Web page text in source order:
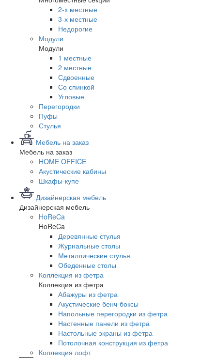
2-х местные
3-х местные
Недорогие
Модули
Модули
1 местные
2 местные
Сдвоенные
Со спинкой
Угловые
Перегородки
Пуфы
Стулья
Мебель на заказ
Мебель на заказ
HOME OFFICE
Акустические кабины
Шкафы-купе
Дизайнерская мебель
Дизайнерская мебель
HoReCa
HoReCa
Деревянные стулья
Журнальные столы
Металлические стулья
Обеденные столы
Коллекция из фетра
Коллекция из фетра
Абажуры из фетра
Акустические бенч-боксы
Напольные перегородки из фетра
Настенные панели из фетра
Настольные экраны из фетра
Потолочная конструкция из фетра
Коллекция лофт